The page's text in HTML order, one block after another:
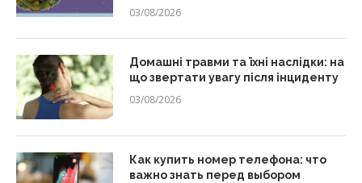
03/08/2026
Домашні травми та їхні наслідки: на
що звертати увагу після інциденту
03/08/2026
Как купить номер телефона: что
важно знать перед выбором